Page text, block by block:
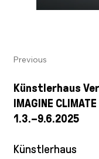
Previous
Künstlerhaus
IMAGINE
1.3.–9.6.2025
Künstlerhaus